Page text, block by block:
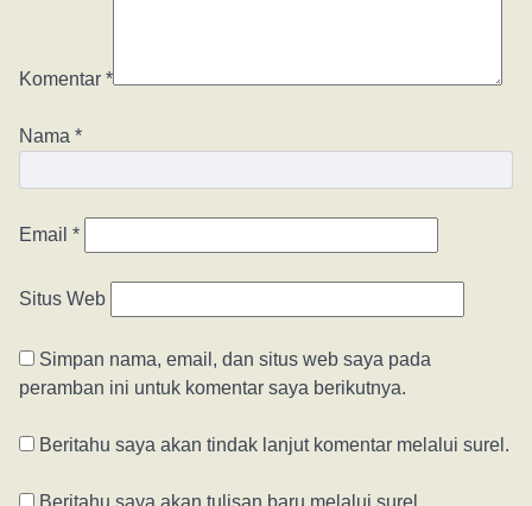
Komentar *
Nama *
Email *
Situs Web
Simpan nama, email, dan situs web saya pada
peramban ini untuk komentar saya berikutnya.
Beritahu saya akan tindak lanjut komentar melalui surel.